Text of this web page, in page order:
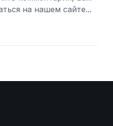
на нашем сайте...